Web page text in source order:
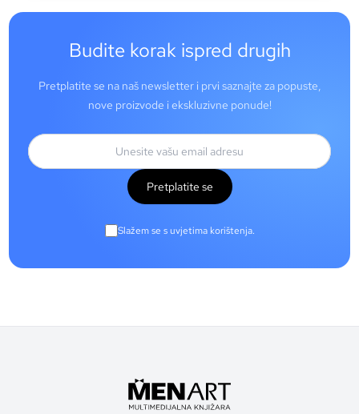
Budite korak ispred drugih
Pretplatite se na naš newsletter i prvi saznajte za popuste,
nove proizvode i ekskluzivne ponude!
Pretplatite se
Slažem se s uvjetima korištenja.